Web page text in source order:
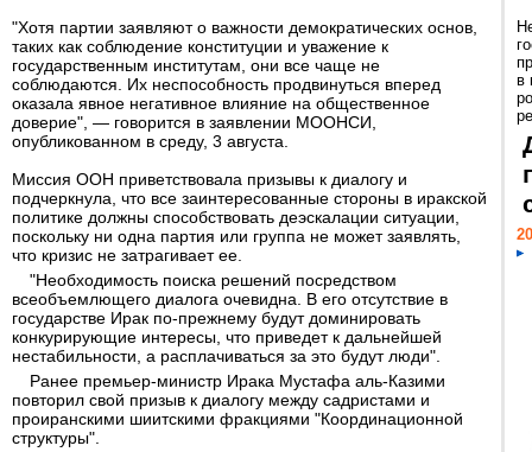
"Хотя партии заявляют о важности демократических основ,
таких как соблюдение конституции и уважение к
государственным институтам, они все чаще не
соблюдаются. Их неспособность продвинуться вперед
оказала явное негативное влияние на общественное
доверие", — говорится в заявлении МООНСИ,
опубликованном в среду, 3 августа.
Миссия ООН приветствовала призывы к диалогу и
подчеркнула, что все заинтересованные стороны в иракской
политике должны способствовать деэскалации ситуации,
поскольку ни одна партия или группа не может заявлять,
что кризис не затрагивает ее.
"Необходимость поиска решений посредством
всеобъемлющего диалога очевидна. В его отсутствие в
государстве Ирак по-прежнему будут доминировать
конкурирующие интересы, что приведет к дальнейшей
нестабильности, а расплачиваться за это будут люди".
Ранее премьер-министр Ирака Мустафа аль-Казими
повторил свой призыв к диалогу между садристами и
проиранскими шиитскими фракциями "Координационной
структуры".
в